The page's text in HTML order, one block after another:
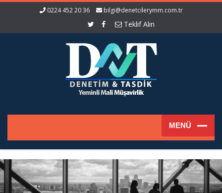
0224 452 20 36 bilgi@denetcilerymm.com.tr
Teklif Alın